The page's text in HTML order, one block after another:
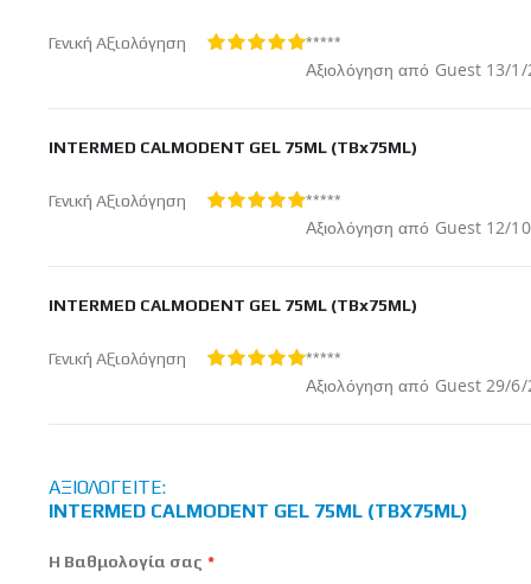
Γενική Αξιολόγηση
*****
Αξιολόγηση από Guest 13/1/
INTERMED CALMODENT GEL 75ML (TBx75ML)
Γενική Αξιολόγηση
*****
Αξιολόγηση από Guest 12/
INTERMED CALMODENT GEL 75ML (TBx75ML)
Γενική Αξιολόγηση
*****
Αξιολόγηση από Guest29/6/
ΑΞΙΟΛΟΓΕΊΤΕ:
INTERMED CALMODENT GEL 75ML (TBX75ML)
Η Βαθμολογία σας